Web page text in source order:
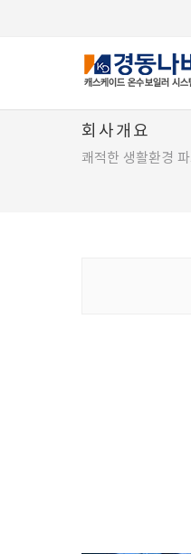
회사개요
쾌적한 생활환경